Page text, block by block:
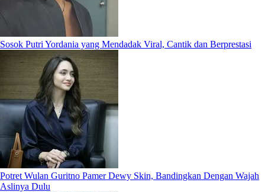
Sosok Putri Yordania yang Mendadak Viral, Cantik dan Berprestasi
Potret Wulan Guritno Pamer Dewy Skin, Bandingkan Dengan Wajah
Aslinya Dulu